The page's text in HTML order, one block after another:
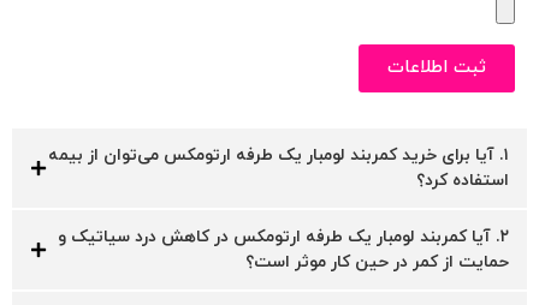
ثبت اطلاعات
۱. آیا برای خرید کمربند لومبار یک طرفه ارتومکس می‌توان از بیمه
استفاده کرد؟
۲. آیا کمربند لومبار یک طرفه ارتومکس در کاهش درد سیاتیک و
حمایت از کمر در حین کار موثر است؟